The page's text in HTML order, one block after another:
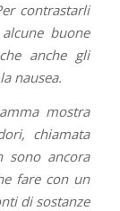
contrastarli
buone
anche gli
nausea.
mostra
chiamata
sono ancora
fare con un
di sostanze